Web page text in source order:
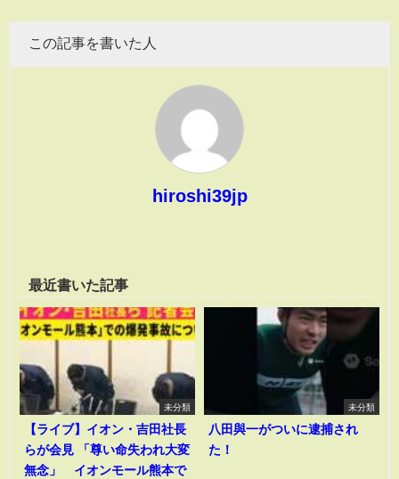
この記事を書いた人
hiroshi39jp
最近書いた記事
未分類
【ライブ】イオン・吉田社長
らが会見 「尊い命失われ大変
無念」 イオンモール熊本で
未分類
八田與一がついに逮捕され
た！